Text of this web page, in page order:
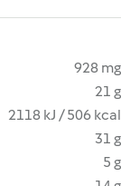
928 mg
21 g
2118 kJ / 506 kcal
31 g
5 g